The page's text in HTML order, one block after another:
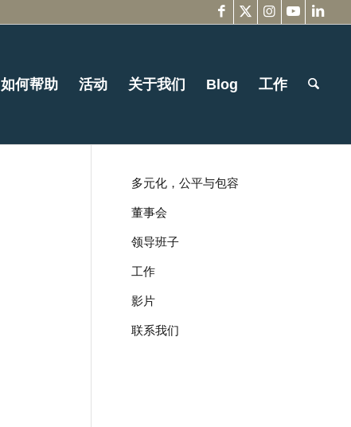
如何帮助 活动 关于我们 Blog 工作
多元化，公平与包容
董事会
领导班子
工作
影片
联系我们